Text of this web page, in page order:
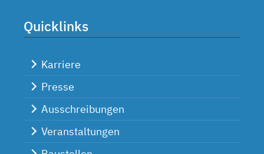
Quicklinks
Karriere
Presse
Ausschreibungen
Veranstaltungen